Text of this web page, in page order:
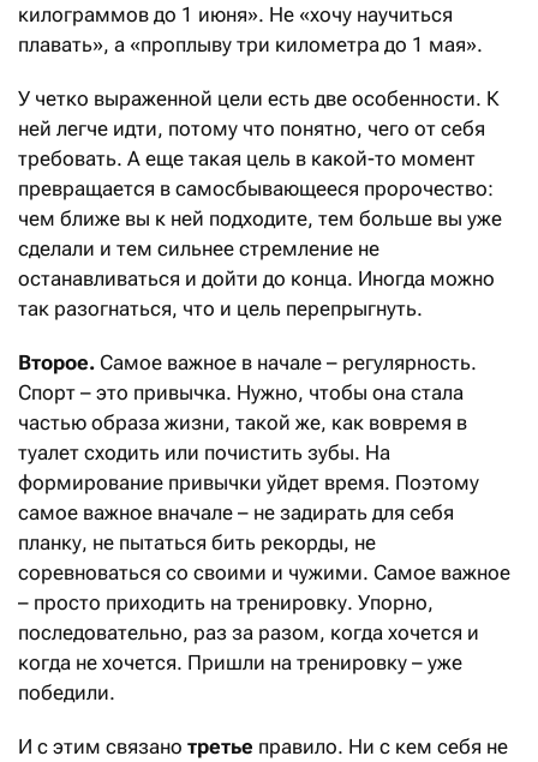
килограммов до 1 июня». Не «хочу научиться
плавать», а «проплыву три километра до 1 мая».
У четко выраженной цели есть две особенности. К
ней легче идти, потому что понятно, чего от себя
требовать. А еще такая цель в какой-то момент
превращается в самосбывающееся пророчество:
чем ближе вы к ней подходите, тем больше вы уже
сделали и тем сильнее стремление не
останавливаться и дойти до конца. Иногда можно
так разогнаться, что и цель перепрыгнуть.
Второе. Самое важное в начале – регулярность.
Спорт – это привычка. Нужно, чтобы она стала
частью образа жизни, такой же, как вовремя в
туалет сходить или почистить зубы. На
формирование привычки уйдет время. Поэтому
самое важное вначале – не задирать для себя
планку, не пытаться бить рекорды, не
соревноваться со своими и чужими. Самое важное
– просто приходить на тренировку. Упорно,
последовательно, раз за разом, когда хочется и
когда не хочется. Пришли на тренировку – уже
победили.
И с этим связано третье правило. Ни с кем себя не